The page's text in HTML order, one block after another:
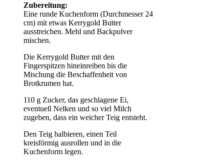
Zubereitung:
Eine runde Kuchenform (Durchmesser 24
cm) mit etwas Kerrygold Butter
ausstreichen. Mehl und Backpulver
mischen.
Die Kerrygold Butter mit den
Fingerspitzen hineinreiben bis die
Mischung die Beschaffenheit von
Brotkrumen hat.
110 g Zucker, das geschlagene Ei,
eventuell Nelken und so viel Milch
zugeben, dass ein weicher Teig entsteht.
Den Teig halbieren, einen Teil
kreisförmig ausrollen und in die
Kuchenform legen.